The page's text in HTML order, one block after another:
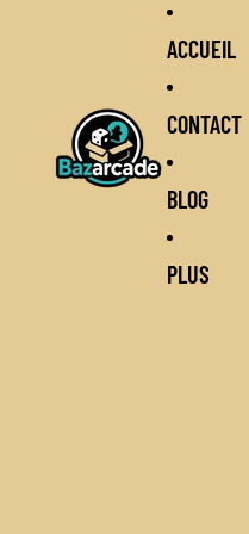
ACCUEIL
CONTACT
BLOG
PLUS